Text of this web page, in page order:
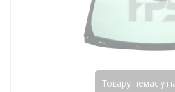
Товару немає у